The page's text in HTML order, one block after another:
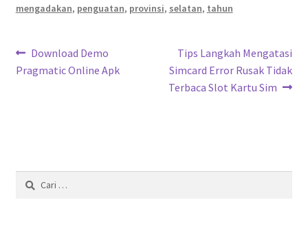
mengadakan, penguatan, provinsi, selatan, tahun
Navigasi
pos
Previous
post:
Download Demo
Pragmatic Online Apk
Next
post:
Tips Langkah Mengatasi
Simcard Error Rusak Tidak
Terbaca Slot Kartu Sim
Cari
untuk: